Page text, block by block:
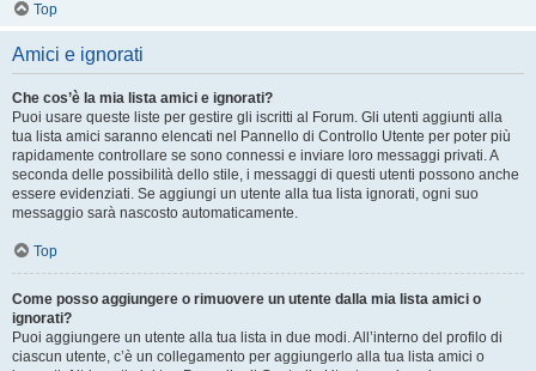
Top
Amici e ignorati
Che cos’è la mia lista amici e ignorati?
Puoi usare queste liste per gestire gli iscritti al Forum. Gli utenti aggiunti alla
tua lista amici saranno elencati nel Pannello di Controllo Utente per poter più
rapidamente controllare se sono connessi e inviare loro messaggi privati. A
seconda delle possibilità dello stile, i messaggi di questi utenti possono anche
essere evidenziati. Se aggiungi un utente alla tua lista ignorati, ogni suo
messaggio sarà nascosto automaticamente.
Top
Come posso aggiungere o rimuovere un utente dalla mia lista amici o
ignorati?
Puoi aggiungere un utente alla tua lista in due modi. All’interno del profilo di
ciascun utente, c’è un collegamento per aggiungerlo alla tua lista amici o